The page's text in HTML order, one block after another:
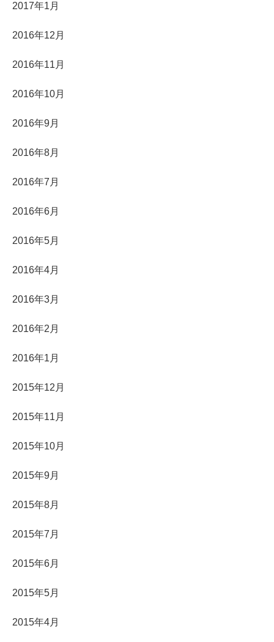
2017年1月
2016年12月
2016年11月
2016年10月
2016年9月
2016年8月
2016年7月
2016年6月
2016年5月
2016年4月
2016年3月
2016年2月
2016年1月
2015年12月
2015年11月
2015年10月
2015年9月
2015年8月
2015年7月
2015年6月
2015年5月
2015年4月